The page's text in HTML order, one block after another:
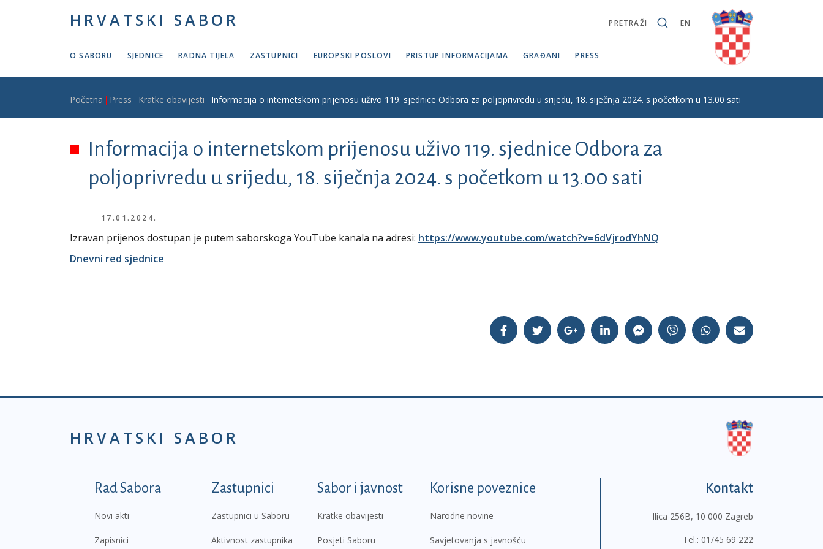
HRVATSKI SABOR EN
PRETRAŽI
O SABORU SJEDNICE RADNA TIJELA ZASTUPNICI EUROPSKI POSLOVI PRISTUP INFORMACIJAMA GRAĐANI PRESS
Breadcrumb
Početna Press Kratke obavijesti Informacija o internetskom prijenosu uživo 119. sjednice Odbora za poljoprivredu u srijedu, 18. siječnja 2024. s početkom u 13.00 sati
Informacija o internetskom prijenosu uživo 119. sjednice Odbora za
poljoprivredu u srijedu, 18. siječnja 2024. s početkom u 13.00 sati
17.01.2024.
Izravan prijenos dostupan je putem saborskoga YouTube kanala na adresi: https://www.youtube.com/watch?v=6dVjrodYhNQ
Dnevni red sjednice
HRVATSKI SABOR
Podnožje prvi izbornik
Rad Sabora
Novi akti
Zapisnici
Zastupnici
Zastupnici u Saboru
Aktivnost zastupnika
Sabor i javnost
Kratke obavijesti
Posjeti Saboru
Korisne poveznice
Narodne novine
Savjetovanja s javnošću
Kontakt
Ilica 256B, 10 000 Zagreb
Tel.: 01/45 69 222